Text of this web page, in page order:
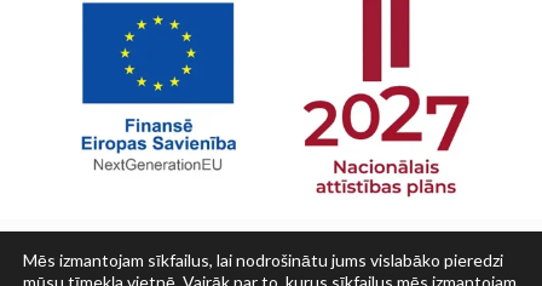
Mēs izmantojam sīkfailus, lai nodrošinātu jums vislabāko pieredzi
mūsu tīmekļa vietnē. Vairāk par to, kurus sīkfailus mēs izmantojam,